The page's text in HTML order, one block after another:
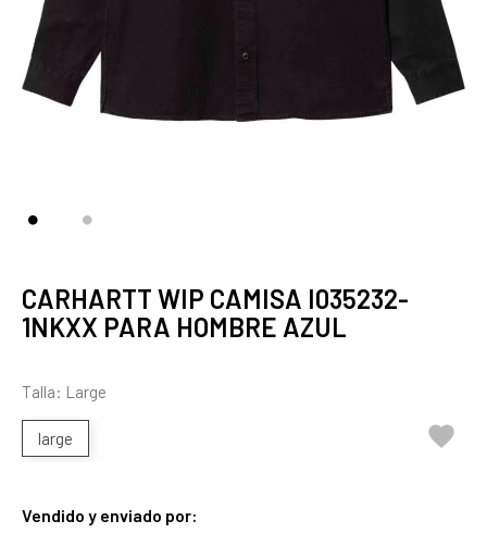
CARHARTT WIP CAMISA I035232-
1NKXX PARA HOMBRE AZUL
Talla: Large
large 
Vendido y enviado por: